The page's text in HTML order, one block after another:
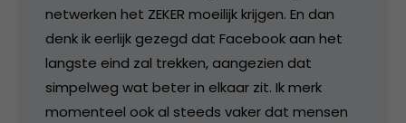
netwerken het ZEKER moeilijk krijgen. En dan
denk ik eerlijk gezegd dat Facebook aan het
langste eind zal trekken, aangezien dat
simpelweg wat beter in elkaar zit. Ik merk
momenteel ook al steeds vaker dat mensen